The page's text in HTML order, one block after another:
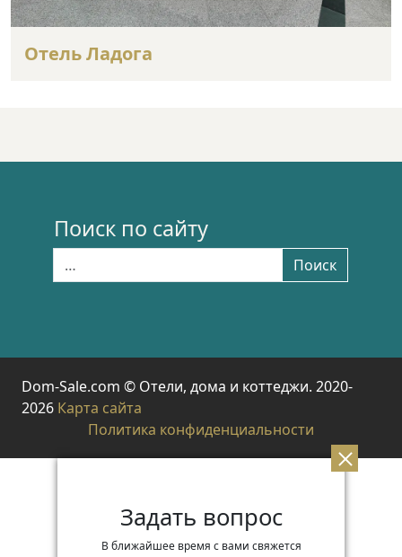
Отель Ладога
Поиск по сайту
Поиск
Dom-Sale.com © Отели, дома и коттеджи. 2020-
2026 Карта сайта
Политика конфиденциальности
Задать вопрос
В ближайшее время с вами свяжется